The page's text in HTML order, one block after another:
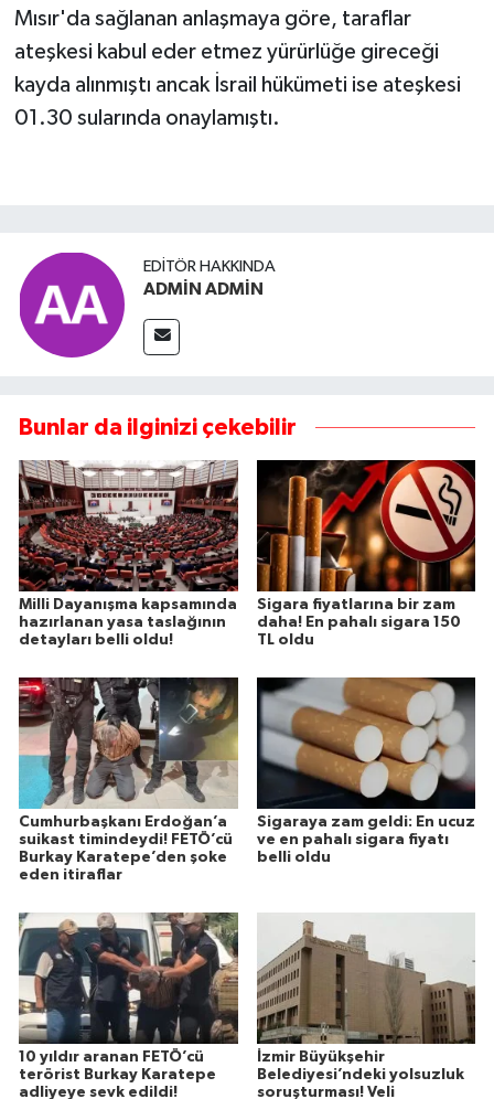
Mısır'da sağlanan anlaşmaya göre, taraflar
ateşkesi kabul eder etmez yürürlüğe gireceği
kayda alınmıştı ancak İsrail hükümeti ise ateşkesi
01.30 sularında onaylamıştı.
EDITÖR HAKKINDA
ADMİN ADMİN
Bunlar da ilginizi çekebilir
Milli Dayanışma kapsamında
hazırlanan yasa taslağının
detayları belli oldu!
Sigara fiyatlarına bir zam
daha! En pahalı sigara 150
TL oldu
Cumhurbaşkanı Erdoğan’a
suikast timindeydi! FETÖ’cü
Burkay Karatepe’den şoke
eden itiraflar
Sigaraya zam geldi: En ucuz
ve en pahalı sigara fiyatı
belli oldu
10 yıldır aranan FETÖ’cü
terörist Burkay Karatepe
adliyeye sevk edildi!
İzmir Büyükşehir
Belediyesi’ndeki yolsuzluk
soruşturması! Veli